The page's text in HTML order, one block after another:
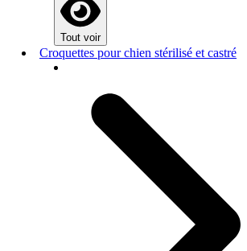
Tout voir
Croquettes pour chien stérilisé et castré